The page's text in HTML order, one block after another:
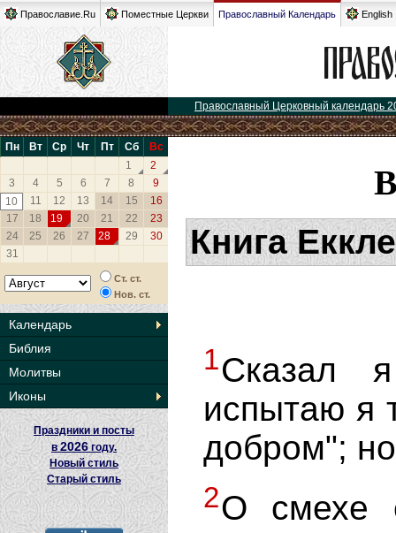
Православие.Ru Поместные Церкви Православный Календарь English
Православный Церковный календарь
Пн Вт Ср Чт Пт Сб
Вс
1
2
3
4 5 6 7 8
9
10
11 12 13 14 15
16
17
18 19 20 21 22
23
24
25 26 27 28 29
30
31
Ст. ст.
Нов. ст.
Календарь
Библия
Молитвы
Иконы
Праздники и посты
в2026 году.
Новый стиль
Старый стиль
Книга
1Сказал
испытаю я
добром";
2О смехе